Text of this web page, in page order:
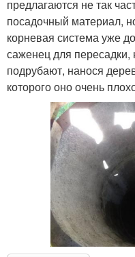
предлагаются не так
посадочный материал,
корневая система уже
саженец для пересадки,
подрубают, нанося
которого оно очень